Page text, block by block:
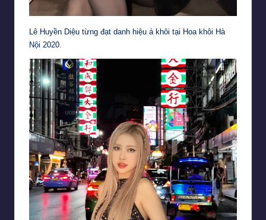
Lê Huyền Diệu từng đạt danh hiệu á khôi tại Hoa khôi Hà
Nội 2020.